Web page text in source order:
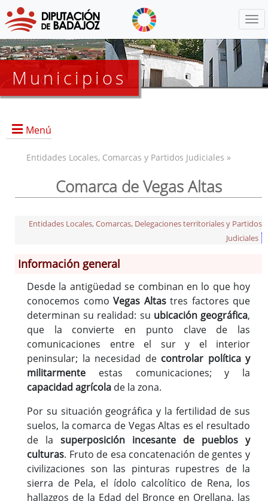
Municipios
Menú
Don Benito
Entrerríos
Guareña
Hernán Cortés
Los Guadalperales
Manchita
Medellín
Mengabril
Navalvillar de Pela
Orellana de la Sierra
Orellana la Vieja
Palazuelo
Puebla de Alcollarín
Rena
Entidades Locales, Comarcas y Partidos Judiciales »
Comarca de Vegas Altas
Entidades Locales, Comarcas, Delegaciones territoriales y Partidos
Judiciales
Información general
Desde la antigüedad se combinan en lo que hoy
conocemos como Vegas Altastres factores que
determinan su realidad: su ubicación geográfica,
que la convierte en punto clave de las
comunicaciones entre el sur y el interior
peninsular; la necesidad de controlar política y
militarmente estas comunicaciones; y la
capacidad agrícola de la zona.
Por su situación geográfica y la fertilidad de sus
suelos, la comarca de Vegas Altas es el resultado
de la superposición incesante de pueblos y
culturas. Fruto de esa concatenación de gentes y
civilizaciones son las pinturas rupestres de la
sierra de Pela, el ídolo calcolítico de Rena, los
hallazgos de la Edad del Bronce en Orellana, las